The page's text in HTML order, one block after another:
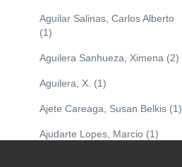
Aguilar Salinas, Carlos Alberto
(1)
Aguilera Sanhueza, Ximena (2)
Aguilera, X. (1)
Ajete Careaga, Susan Belkis (1)
Ajudarte Lopes, Marcio (1)